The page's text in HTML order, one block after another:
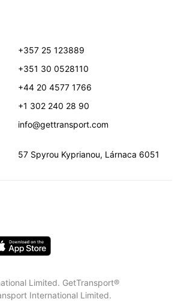
+357 25 123889
+351 30 0528110
+44 20 4577 1766
+1 302 240 28 90
info@gettransport.com
57 Spyrou Kyprianou, Lárnaca 6051
Limited. GetTransport®
International Limited.